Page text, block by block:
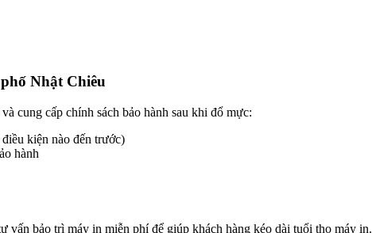
Nhật Chiêu
cung cấp chính sách bảo hành sau khi đổ mực:
kiện nào đến trước)
hành
vấn bảo trì máy in miễn phí để giúp khách hàng kéo dài tuổi thọ máy